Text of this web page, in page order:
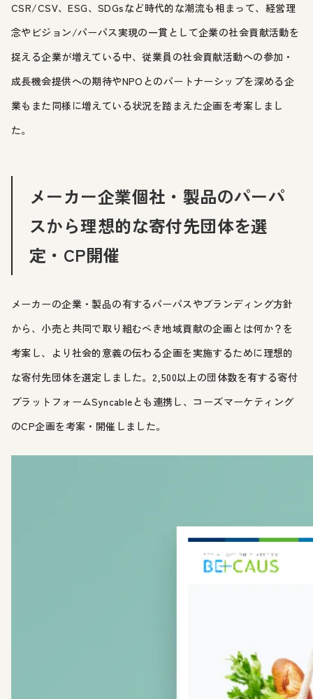
CSR/CSV、ESG、SDGsなど時代的な潮流も相まって、経営理
念やビジョン/パーパス実現の一貫として企業の社会貢献活動を
捉える企業が増えている中、従業員の社会貢献活動への参加・
成長機会提供への期待やNPOとのパートナーシップを深める企
業もまた同様に増えている状況を踏まえた企画を考案しまし
た。
メーカー企業個社・製品のパーパ
スから理想的な寄付先団体を選
定・CP開催
メーカーの企業・製品の有するパーパスやブランディング方針
から、小売と共同で取り組むべき地域貢献の企画とは何か？を
考案し、より社会的意義の伝わる企画を実施するために理想的
な寄付先団体を選定しました。2,500以上の団体数を有する寄付
プラットフォームSyncableとも連携し、コーズマーケティング
のCP企画を考案・開催しました。